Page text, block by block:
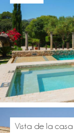
Vista de la casa